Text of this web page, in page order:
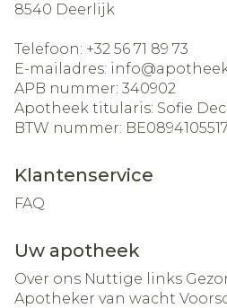
8540 Deerlijk
Telefoon: +32 56 71 89 73
E-mailadres: info@
APB nummer: 340902
Apotheek titularis: Sofie
BTW nummer: BE0894105517
Klantenservice
FAQ
Uw apotheek
Over ons Nuttige links
Apotheker van wacht